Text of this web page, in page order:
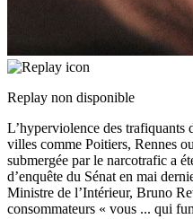
Replay non disponible
L’hyperviolence des trafiquants
villes comme Poitiers, Rennes
submergée par le narcotrafic a
d’enquête du Sénat en mai
Ministre de l’Intérieur, Bruno
consommateurs « vous ... qui